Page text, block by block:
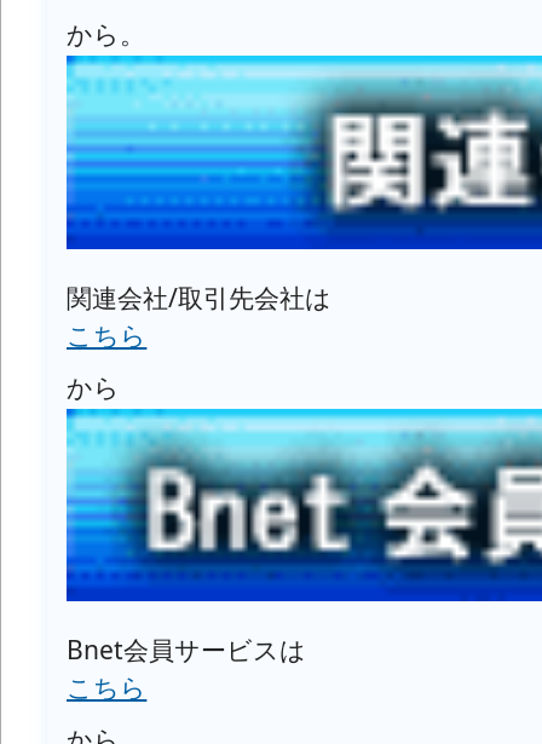
から。
関連会社/取引先会社は
こちら
から
Bnet会員サービスは
こちら